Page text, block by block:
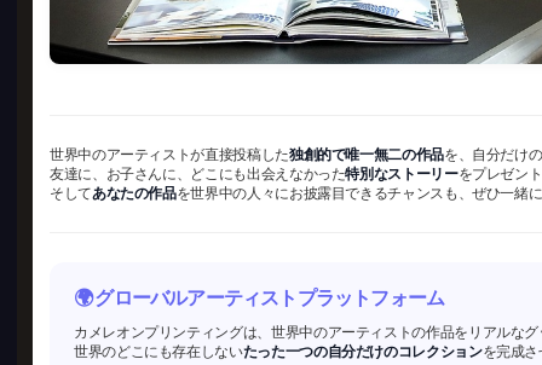
世界中のアーティストが直接投稿した独創的で唯一無二の作品を、自分だけ
友達に、お子さんに、どこにも出会えなかった特別なストーリーをプレゼン
そしてあなたの作品を世界中の人々にお披露目できるチャンスも、ぜひ一緒
🌍 グローバルアーティストプラットフォーム
カメレオンプリンティングは、世界中のアーティストの作品をリアルな
世界のどこにも存在しないたった一つの自分だけのコレクションを完成